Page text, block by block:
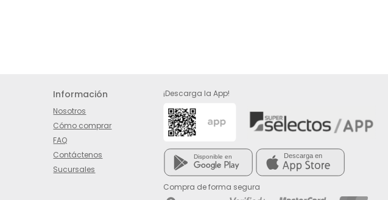
Información
Nosotros
Cómo comprar
FAQ
Contáctenos
Sucursales
¡Descarga la App!
Compra de forma segura